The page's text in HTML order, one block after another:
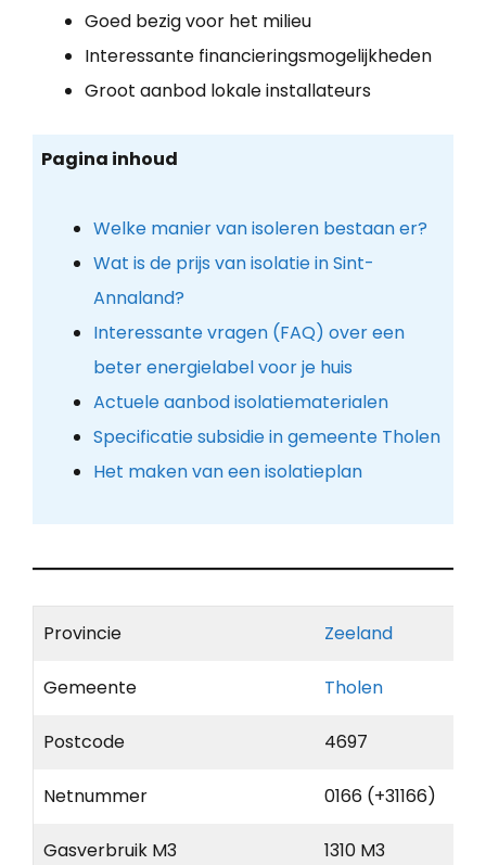
Goed bezig voor het milieu
Interessante financieringsmogelijkheden
Groot aanbod lokale installateurs
Pagina inhoud
Welke manier van isoleren bestaan er?
Wat is de prijs van isolatie in Sint-
Annaland?
Interessante vragen (FAQ) over een
beter energielabel voor je huis
Actuele aanbod isolatiematerialen
Specificatie subsidie in gemeente Tholen
Het maken van een isolatieplan
Provincie Zeeland
Gemeente Tholen
Postcode 4697
Netnummer 0166 (+31166)
Gasverbruik M3 1310 M3